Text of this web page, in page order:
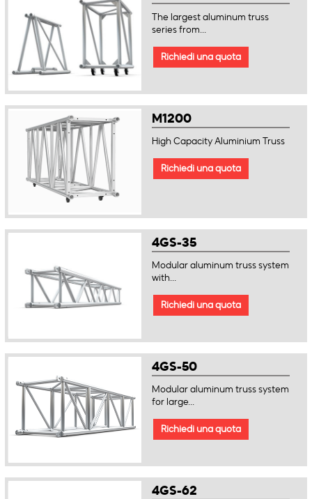
The largest aluminum truss
series from...
Richiedi una quota
M1200
High Capacity Aluminium Truss
Richiedi una quota
4GS-35
Modular aluminum truss system
with...
Richiedi una quota
4GS-50
Modular aluminum truss system
for large...
Richiedi una quota
4GS-62